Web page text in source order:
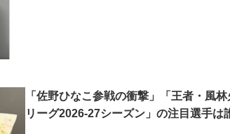
「佐野ひなこ参戦の衝撃」「王者・風
リーグ2026-27シーズン」の注目選手は